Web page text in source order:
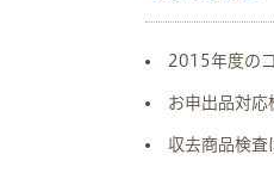
2015年度の
お申出品対応
収去商品検査